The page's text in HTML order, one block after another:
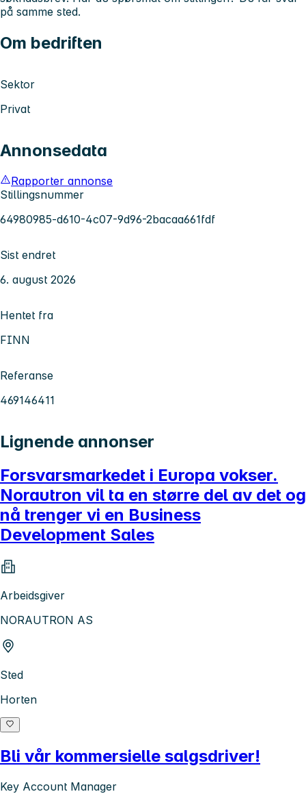
på samme sted.
Om bedriften
Sektor
Privat
Annonsedata
Rapporter annonse
Stillingsnummer
64980985-d610-4c07-9d96-2bacaa661fdf
Sist endret
6. august 2026
Hentet fra
FINN
Referanse
469146411
Lignende annonser
Forsvarsmarkedet i Europa vokser.
Norautron vil ta en større del av det og
nå trenger vi en Business
Development Sales
Arbeidsgiver
NORAUTRON AS
Sted
Horten
Bli vår kommersielle salgsdriver!
Key Account Manager